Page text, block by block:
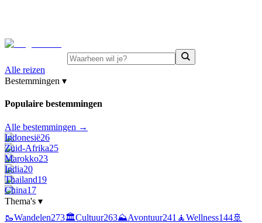
Alle reizen
Bestemmingen ▾
Populaire bestemmingen
Alle bestemmingen →
Indonesië26
Zuid-Afrika25
Marokko23
India20
Thailand19
China17
Thema's ▾
🥾Wandelen273🏛️Cultuur263⛰️Avontuur241 🧘Wellness144🚢